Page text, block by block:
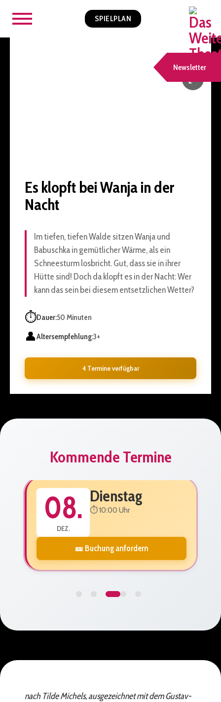
SPIELPLAN
Newsletter
Es klopft bei Wanja in der
Nacht
Im tiefen, tiefen Walde sitzen Wanja und
Babuschka in gemütlicher Wärme, als ein
Schneesturm losbricht. Gut, dass sie in ihrer
Hütte sind! Doch da klopft es in der Nacht: Wer
kann das sein bei diesem entsetzlichen Wetter?
⏱️Dauer:50 Minuten
👤Altersempfehlung:3+
4 Termine verfügbar
Kommende Termine
08.
DEZ.
Dienstag
⏱️ 10:00 Uhr
🎫 Buchung anfordern
nach Tilde Michels, ausgezeichnet mit dem Gustav-